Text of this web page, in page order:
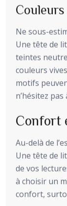
Ne sous-
Une tête de
teintes
couleurs
motifs
n’hésitez
Confort
Au-delà de
Une tête de
de vos
à choisir un
confort,